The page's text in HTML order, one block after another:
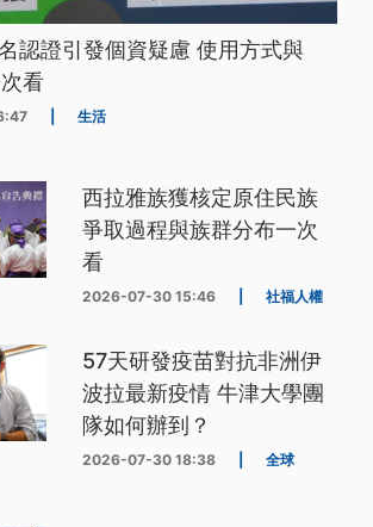
認證引發個資疑慮 使用方式與
看
生活
西拉雅族獲核定原住民族
爭取過程與族群分布一次
看
2026-07-30 15:46 社福人權
57天研發疫苗對抗非洲伊
波拉最新疫情 牛津大學團
隊如何辦到？
2026-07-30 18:38 全球